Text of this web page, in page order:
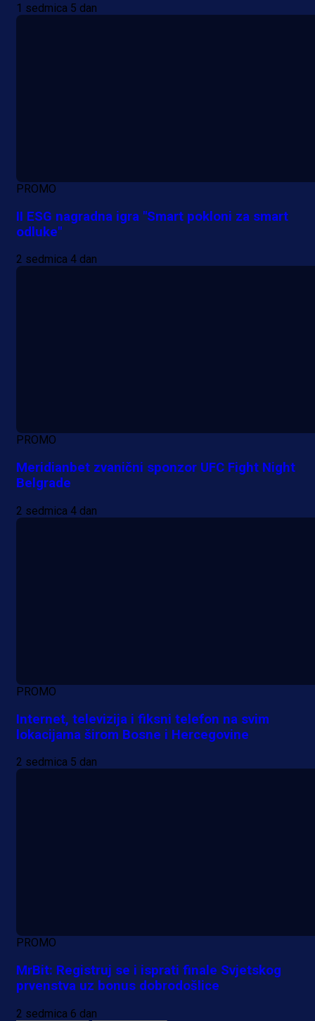
1 sedmica 5 dan
PROMO
II ESG nagradna igra "Smart pokloni za smart
odluke"
2 sedmica 4 dan
PROMO
Meridianbet zvanični sponzor UFC Fight Night
Belgrade
2 sedmica 4 dan
PROMO
Internet, televizija i fiksni telefon na svim
lokacijama širom Bosne i Hercegovine
2 sedmica 5 dan
PROMO
MrBit: Registruj se i isprati finale Svjetskog
prvenstva uz bonus dobrodošlice
2 sedmica 6 dan